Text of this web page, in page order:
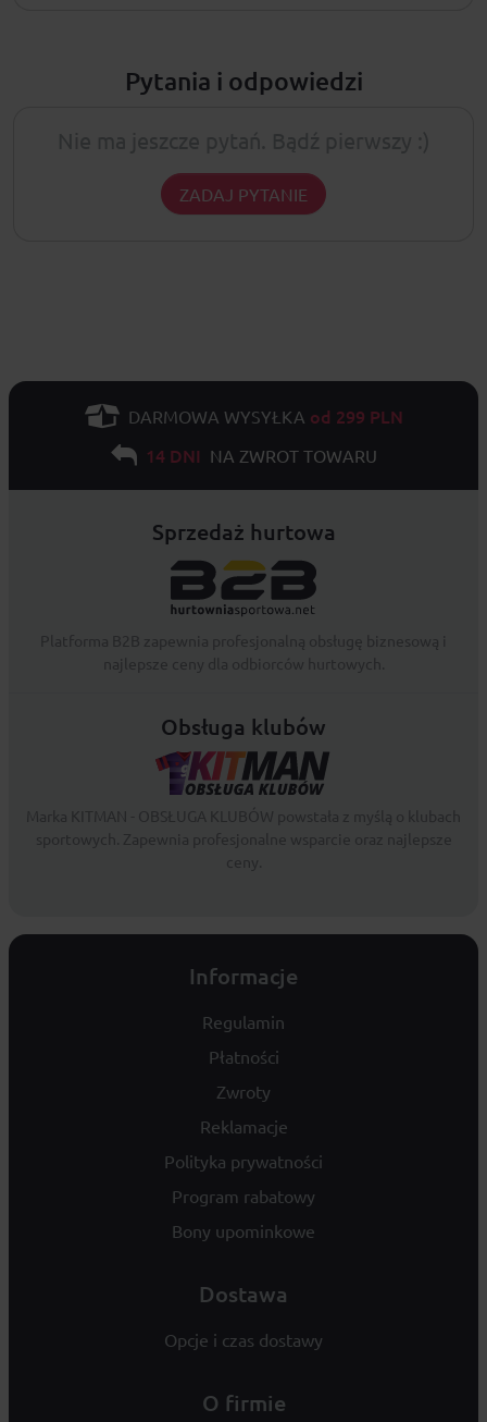
Pytania i odpowiedzi
ZADAJ PYTANIE
DARMOWA WYSYŁKA od 299 PLN
14 DNI NA ZWROT TOWARU
Sprzedaż hurtowa
Obsługa klubów
Informacje
Regulamin
Płatności
Zwroty
Reklamacje
Polityka prywatności
Program rabatowy
Bony upominkowe
Dostawa
Opcje i czas dostawy
O firmie